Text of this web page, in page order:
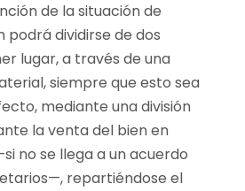
de la situación de
podrá dividirse de dos
lugar, a través de una
siempre que esto sea
mediante una división
la venta del bien en
no se llega a un acuerdo
repartiéndose el